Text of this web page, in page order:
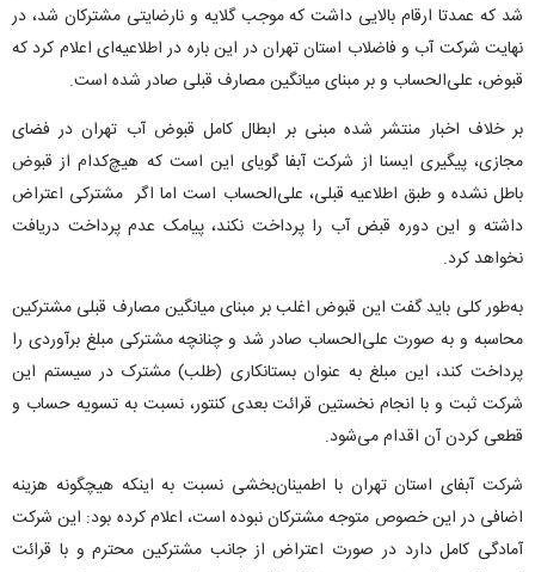
شد که عمدتا ارقام بالایی داشت که موجب گلایه و نارضایتی مشترکان شد، در
نهایت شرکت آب و فاضلاب استان تهران در این باره در اطلاعیه‌ای اعلام کرد که
قبوض، علی‌الحساب و بر مبنای میانگین مصارف قبلی صادر شده است.
بر خلاف اخبار منتشر شده مبنی بر ابطال کامل قبوض آب تهران در فضای
مجازی، پیگیری ایسنا از شرکت آبفا گویای این است که هیچ‌کدام از قبوض
باطل نشده و طبق اطلاعیه قبلی، علی‌الحساب است اما اگر مشترکی اعتراض
داشته و این دوره قبض آب را پرداخت نکند، پیامک عدم پرداخت دریافت
نخواهد کرد.
به‌طور کلی باید گفت این قبوض اغلب بر مبنای میانگین مصارف قبلی مشترکین
محاسبه و به صورت علی‌الحساب صادر شد و چنانچه مشترکی مبلغ برآوردی را
پرداخت کند، این مبلغ به عنوان بستانکاری (طلب) مشترک در سیستم این
شرکت ثبت و با انجام نخستین قرائت بعدی کنتور، نسبت به تسویه حساب و
قطعی کردن آن اقدام می‌شود.
شرکت آبفای استان تهران با اطمینان‌بخشی نسبت به اینکه هیچگونه هزینه
اضافی در این خصوص متوجه مشترکان نبوده است، اعلام کرده بود: این شرکت
آمادگی کامل دارد در صورت اعتراض از جانب مشترکین محترم و با قرائت